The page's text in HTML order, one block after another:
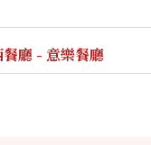
廳 - 意樂餐廳